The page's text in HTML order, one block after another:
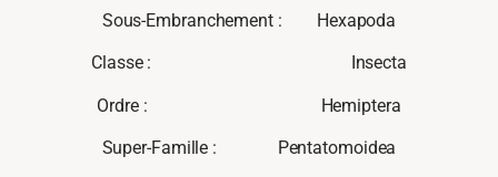
Sous-Embranchement : Hexapoda
Classe : Insecta
Ordre : Hemiptera
Super-Famille : Pentatomoidea